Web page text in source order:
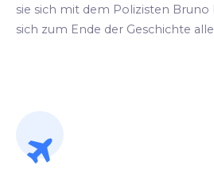
sie sich mit dem Polizisten Bruno
sich zum Ende der Geschichte